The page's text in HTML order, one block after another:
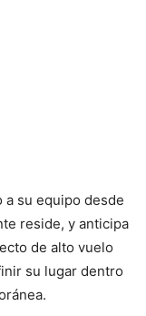
a su equipo desde
reside, y anticipa
de alto vuelo
su lugar dentro